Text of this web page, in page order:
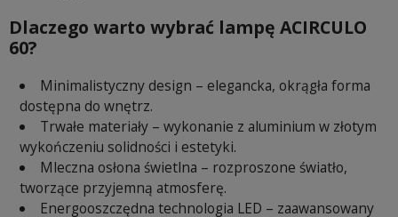
Dlaczego warto wybrać lampę ACIRCULO
60?
Minimalistyczny design – elegancka, okrągła forma
dostępna do wnętrz.
Trwałe materiały – wykonanie z aluminium w złotym
wykończeniu solidności i estetyki.
Mleczna osłona świetlna – rozproszone światło,
tworzące przyjemną atmosferę.
Energooszczędna technologia LED – zaawansowany